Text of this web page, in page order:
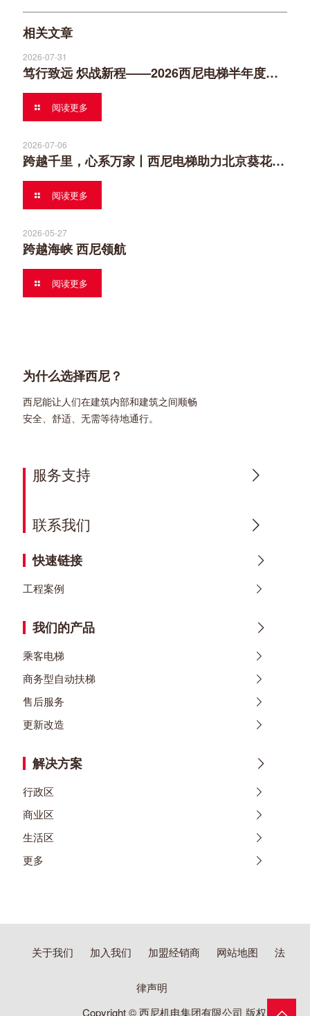
相关文章
2026-07-31
笃行致远 炽战新程——2026西尼电梯半年度营销工作会议
阅读更多
2026-07-06
跨越千里，心系万家丨西尼电梯助力北京葵花社民生安居
阅读更多
2026-05-27
跨越海峡 西尼领航
阅读更多
为什么选择西尼？
西尼能让人们在建筑内部和建筑之间顺畅
安全、舒适、无需等待地通行。
服务支持
联系我们
快速链接
工程案例
我们的产品
乘客电梯
商务型自动扶梯
售后服务
更新改造
解决方案
行政区
商业区
生活区
更多
关于我们 加入我们 加盟经销商 网站地图 法
律声明
Copyright © 西尼机电集团有限公司 版权所有